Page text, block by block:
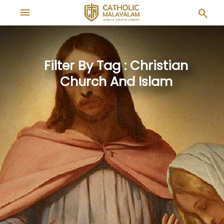
menu search
Filter By Tag : Christian
Church And Islam